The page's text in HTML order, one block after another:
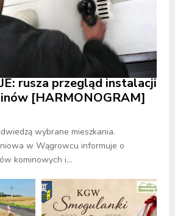
rusza przegląd instalacji
[HARMONOGRAM]
wybrane mieszkania.
w Wągrowcu informuje o
kominowych i...